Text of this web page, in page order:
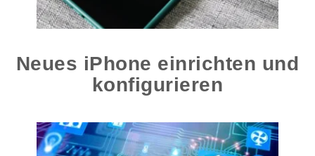
Neues iPhone einrichten und
konfigurieren